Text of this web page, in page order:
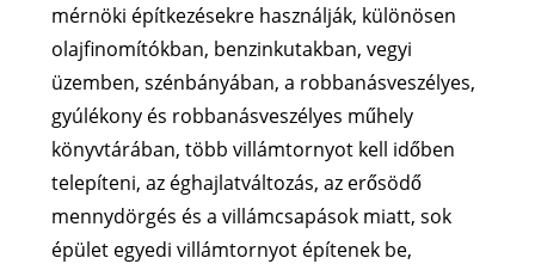
mérnöki építkezésekre használják, különösen
olajfinomítókban, benzinkutakban, vegyi
üzemben, szénbányában, a robbanásveszélyes,
gyúlékony és robbanásveszélyes műhely
könyvtárában, több villámtornyot kell időben
telepíteni, az éghajlatváltozás, az erősödő
mennydörgés és a villámcsapások miatt, sok
épület egyedi villámtornyot építenek be,